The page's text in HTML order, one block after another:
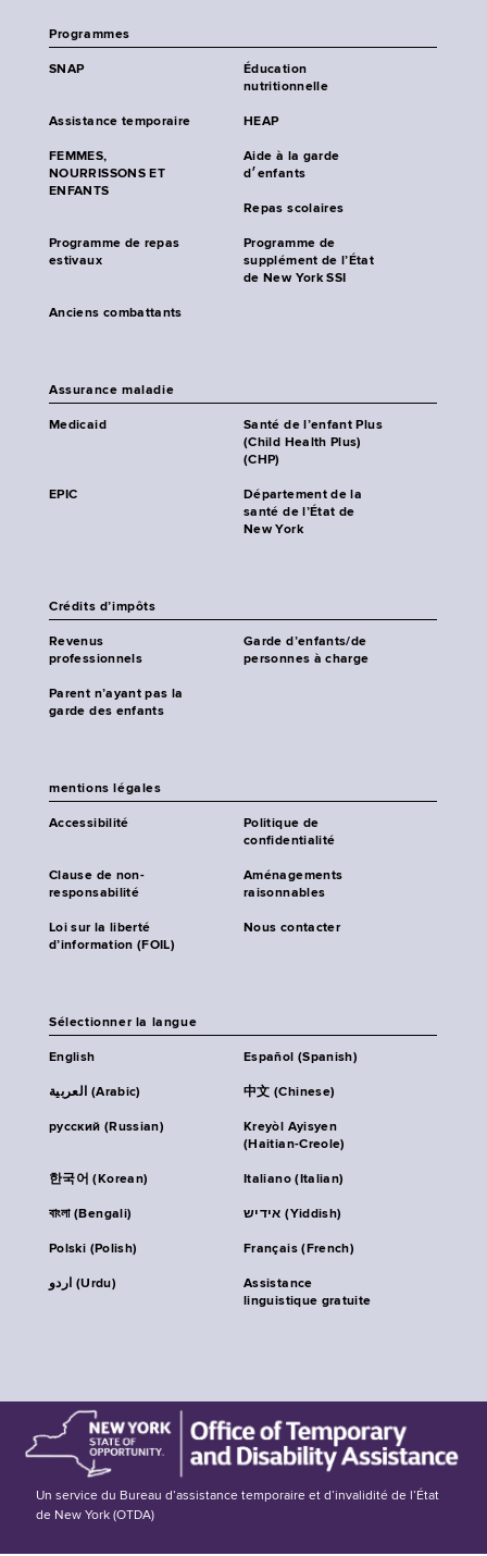
Programmes
SNAP
Éducation
nutritionnelle
Assistance temporaire HEAP
FEMMES,
NOURRISSONS ET
ENFANTS
Aide à la garde
d׳enfants
Repas scolaires
Programme de repas
estivaux
Programme de
supplément de l’État
de New York SSI
Anciens combattants
Assurance maladie
Medicaid
Santé de l’enfant Plus
(Child Health Plus)
(CHP)
EPIC
Département de la
santé de l’État de
New York
Crédits d’impôts
Revenus
professionnels
Garde d’enfants/de
personnes à charge
Parent n’ayant pas la
garde des enfants
mentions légales
Accessibilité
Politique de
confidentialité
Clause de non-
responsabilité
Aménagements
raisonnables
Loi sur la liberté
d’information (FOIL)
Nous contacter
Sélectionner la langue
English Español (Spanish)
العربية (Arabic) 中文 (Chinese)
русский (Russian)
Kreyòl Ayisyen
(Haitian-Creole)
한국어 (Korean) Italiano (Italian)
বাংলা (Bengali) אידיש (Yiddish)
Polski (Polish) Français (French)
اردو (Urdu)
Assistance
linguistique gratuite
Un service du Bureau d’assistance temporaire et d’invalidité de l’État
de New York (OTDA)